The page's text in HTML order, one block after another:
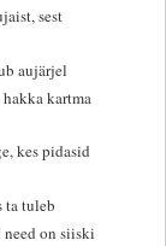
sest
aujärjel
kartma
kes pidasid
ta tuleb
on siiski